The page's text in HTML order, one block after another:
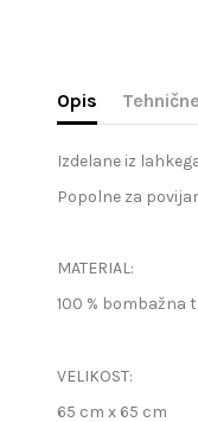
Opis
Izdelane iz
Popolne za
MATERIAL:
100 % bombažna
VELIKOST:
65 cm x 65 cm